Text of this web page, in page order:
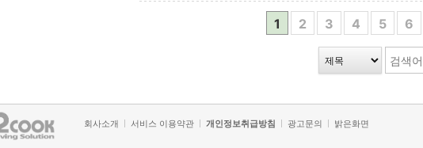
1 2 3 4 5 6
정책 및 방침
회사소개 서비스 이용약관 개인정보취급방침 광고문의 밝은화면